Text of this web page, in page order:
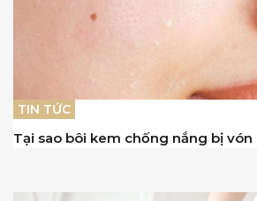
TIN TỨC
Tại sao bôi kem chống nắng bị vón